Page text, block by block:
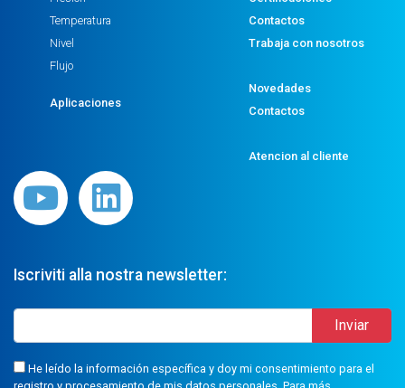
Temperatura
Nivel
Flujo
Aplicaciones
Contactos
Trabaja con nosotros
Novedades
Contactos
Atencion al cliente
Iscriviti alla nostra newsletter:
He leído la información específica y doy mi consentimiento para el